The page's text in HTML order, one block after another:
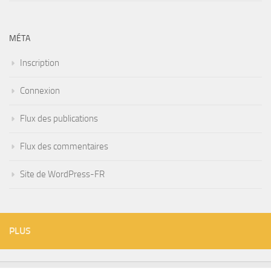
MÉTA
Inscription
Connexion
Flux des publications
Flux des commentaires
Site de WordPress-FR
PLUS